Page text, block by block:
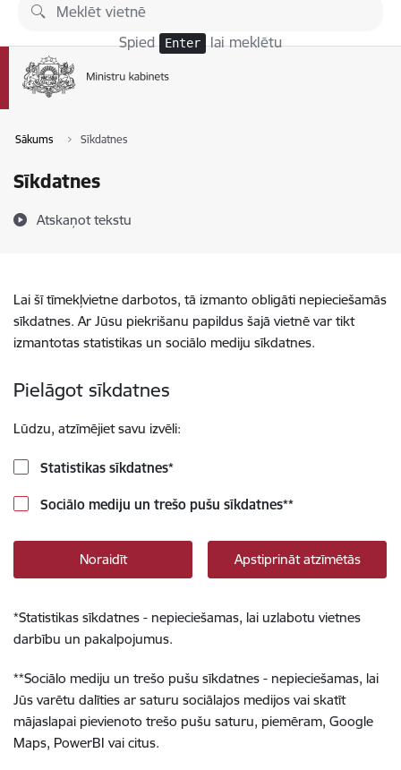
Pāriet uz lapas saturu
Spied Enter lai meklētu
Sākums Sīkdatnes
Sīkdatnes
Atskaņot tekstu
Lai šī tīmekļvietne darbotos, tā izmanto obligāti nepieciešamās
sīkdatnes. Ar Jūsu piekrišanu papildus šajā vietnē var tikt
izmantotas statistikas un sociālo mediju sīkdatnes.
Pielāgot sīkdatnes
Lūdzu, atzīmējiet savu izvēli:
Statistikas sīkdatnes*
Sociālo mediju un trešo pušu sīkdatnes**
Noraidīt Apstiprināt atzīmētās
*Statistikas sīkdatnes - nepieciešamas, lai uzlabotu vietnes
darbību un pakalpojumus.
**Sociālo mediju un trešo pušu sīkdatnes - nepieciešamas, lai
Jūs varētu dalīties ar saturu sociālajos medijos vai skatīt
mājaslapai pievienoto trešo pušu saturu, piemēram, Google
Maps, PowerBI vai citus.